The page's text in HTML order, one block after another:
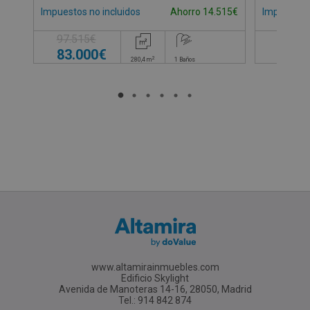
Impuestos no incluidos Ahorro 14.515€
97.515€
83.000€ 280,4m2 1 Baños
www.altamirainmuebles.com
Edificio Skylight
Avenida de Manoteras 14-16, 28050, Madrid
Tel.: 914 842 874